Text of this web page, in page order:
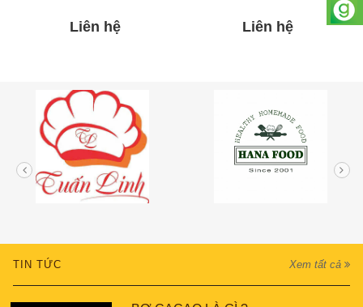
Liên hệ Liên hệ
TIN TỨC Xem tất cả